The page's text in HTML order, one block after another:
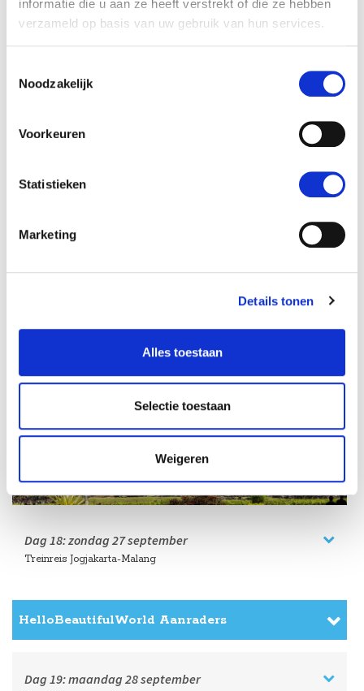
informatie die u aan ze heeft verstrekt of die ze hebben
verzameld op basis van uw gebruik van hun services.
Noodzakelijk
Voorkeuren
Statistieken
Marketing
Details tonen
Alles toestaan
Selectie toestaan
Weigeren
Dag 18:zondag27 september
Treinreis Jogjakarta-Malang
HelloBeautifulWorld Aanraders
Dag 19:maandag 28 september